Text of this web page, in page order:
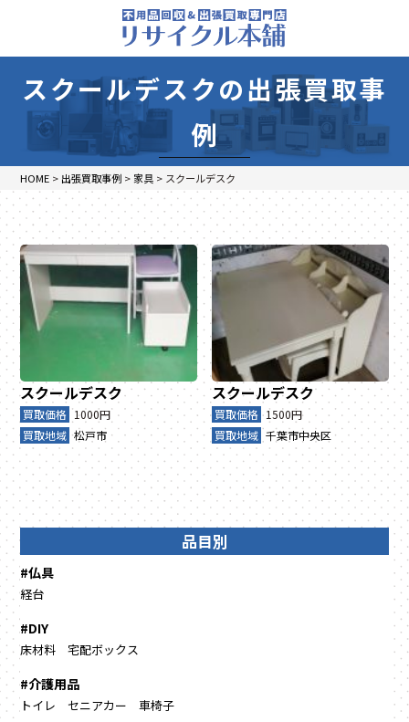
スクールデスクの出張買取事
例
HOME > 出張買取事例 >家具 > スクールデスク
スクールデスク
買取価格 1000円
買取地域 松戸市
スクールデスク
買取価格 1500円
買取地域 千葉市中央区
品目別
#仏具
経台
#DIY
床材料 宅配ボックス
#介護用品
トイレ セニアカー 車椅子